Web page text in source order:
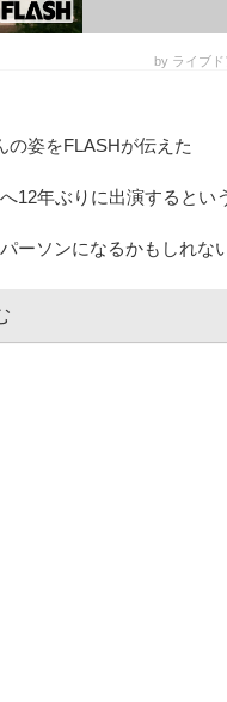
by ライブ
の姿をFLASHが伝えた
12年ぶりに出演するとい
ーソンになるかもしれな